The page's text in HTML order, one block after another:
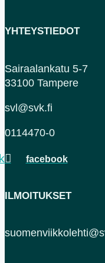
YHTEYSTIEDOT
Sairaalankatu 5-7
33100 Tampere
svl@svk.fi
0114470-0
ILMOITUKSET